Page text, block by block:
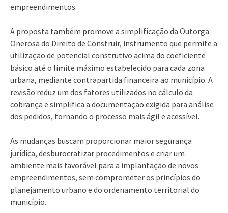
empreendimentos.
A proposta também promove a simplificação da Outorga
Onerosa do Direito de Construir, instrumento que permite a
utilização de potencial construtivo acima do coeficiente
básico até o limite máximo estabelecido para cada zona
urbana, mediante contrapartida financeira ao município. A
revisão reduz um dos fatores utilizados no cálculo da
cobrança e simplifica a documentação exigida para análise
dos pedidos, tornando o processo mais ágil e acessível.
As mudanças buscam proporcionar maior segurança
jurídica, desburocratizar procedimentos e criar um
ambiente mais favorável para a implantação de novos
empreendimentos, sem comprometer os princípios do
planejamento urbano e do ordenamento territorial do
município.